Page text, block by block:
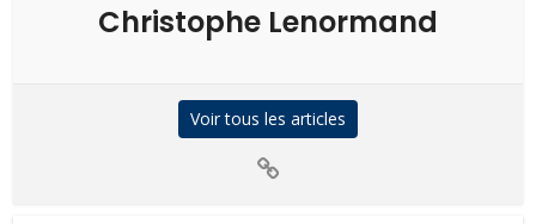
Christophe Lenormand
Voir tous les articles